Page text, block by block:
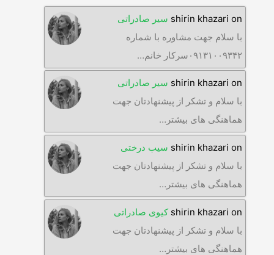
shirin khazari on
سیر صادراتی
با سلام جهت مشاوره با شماره
۰۹۱۳۱۰۰۹۳۴۲سرکار خانم…
shirin khazari on
سیر صادراتی
با سلام و تشکر از پیشنهادتان جهت
هماهنگی های بیشتر…
shirin khazari on
سیب درختی
با سلام و تشکر از پیشنهادتان جهت
هماهنگی های بیشتر…
shirin khazari on
کیوی صادراتی
با سلام و تشکر از پیشنهادتان جهت
هماهنگی های بیشتر…